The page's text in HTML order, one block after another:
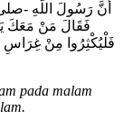
أَنَّ رَسُولَ اللَّهِ -
فَقَالَ مَنْ مَعَكَ
فَلْيُكْثِرُوا مِنْ غِرَاسِ
pada malam